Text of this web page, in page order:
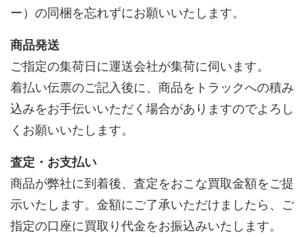
ー）の同梱を忘れずにお願いいたします。
商品発送
ご指定の集荷日に運送会社が集荷に伺います。
着払い伝票のご記入後に、商品をトラックへの積み
込みをお手伝いいただく場合がありますのでよろし
くお願いいたします。
査定・お支払い
商品が弊社に到着後、査定をおこな買取金額をご提
示いたします。金額にご了承いただけましたら、ご
指定の口座に買取り代金をお振込みいたします。